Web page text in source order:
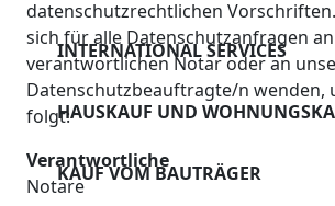
AKTUELLES
KONTAKT
von
Ab
INTERNATIONAL SERVICES
HAUSKAUF UND
KAUF VOM BAUTRÄGER
datenschutzrechtlichen
sich für alle Datenschutzanfragen
verantwortlichen Notar oder an
Datenschutzbeauftragte/n wenden,
folgt:
Verantwortliche
Notare